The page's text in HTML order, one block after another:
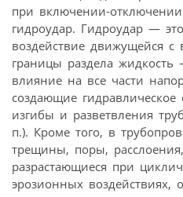
при включении-
гидроудар. Гидроудар —
воздействие движущейся с
границы раздела
влияние на все части
создающие гидравлическое
изгибы и разветвления
п.). Кроме того, в
трещины, поры,
разрастающиеся при
эрозионных воздействиях,